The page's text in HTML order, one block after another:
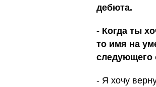
дебюта.
- Когда ты
то имя на
следующего
- Я хочу